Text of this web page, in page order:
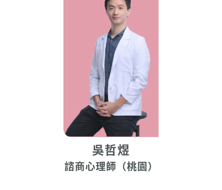
吳哲煜
諮商心理師（桃園）